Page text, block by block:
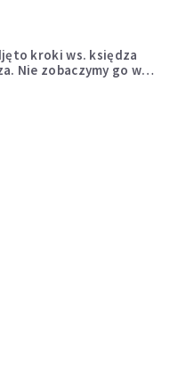
kroki ws. księdza
Nie zobaczymy go w